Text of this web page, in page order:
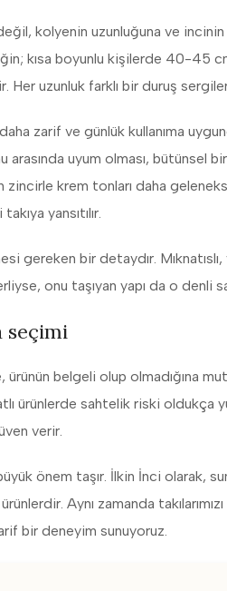
kolyenin uzunluğuna ve incinin
kısa boyunlu kişilerde 40-45
uzunluk farklı bir duruş sergiler
zarif ve günlük kullanıma
arasında uyum olması, bütünsel
krem tonları daha
yansıtılır.
bir detaydır. Mıknatıslı,
onu taşıyan yapı da o denli
seçimi
ürünün belgeli olup olmadığına
sahtelik riski oldukça
verir.
önem taşır. İlkin İnci olarak,
Aynı zamanda
bir deneyim sunuyoruz.